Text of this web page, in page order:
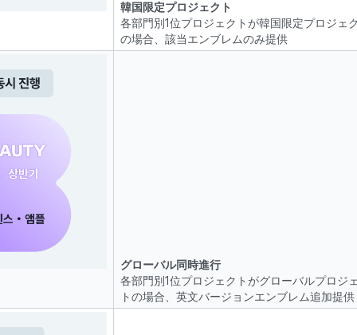
韓国限定プロジェクト
各部門別1位プロジェクトが韓国限定プロジェ
の場合、該当エンブレムのみ提供
グローバル同時進行
各部門別1位プロジェクトがグローバルプロジ
トの場合、英文バージョンエンブレム追加提供